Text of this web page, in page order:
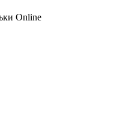
Online